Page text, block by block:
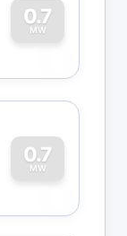
0.7
MW
0
0.7
MW
0